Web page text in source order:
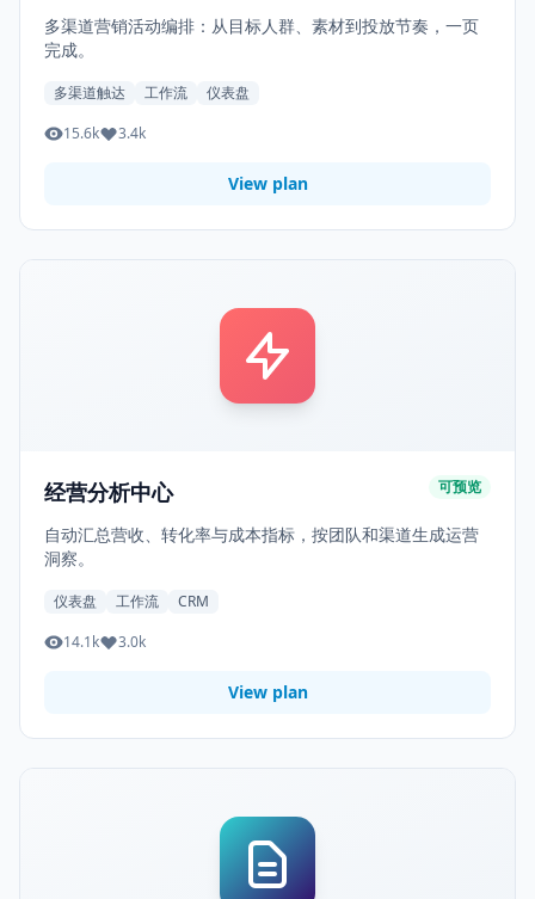
多渠道营销活动编排：从目标人群、素材到投放节奏，一页
完成。
多渠道触达 工作流
仪表盘
15.6k
3.4k
View plan
经营分析中心 可预览
自动汇总营收、转化率与成本指标，按团队和渠道生成运营
洞察。
仪表盘 工作流
CRM
14.1k
3.0k
View plan